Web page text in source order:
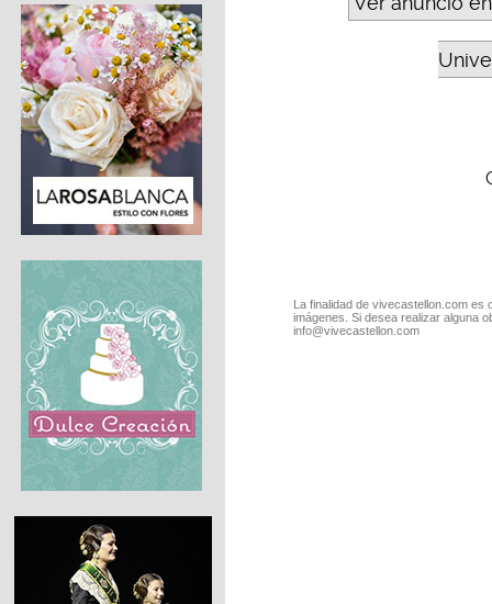
La finalidad de vivecastellon.com
imágenes. Si desea realizar alguna
info@vivecastellon.com